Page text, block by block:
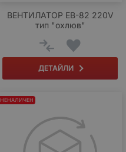
ВЕНТИЛАТОР ЕВ-82 220V
тип "охлюв"
ДЕТАЙЛИ
НЕНАЛИЧЕН